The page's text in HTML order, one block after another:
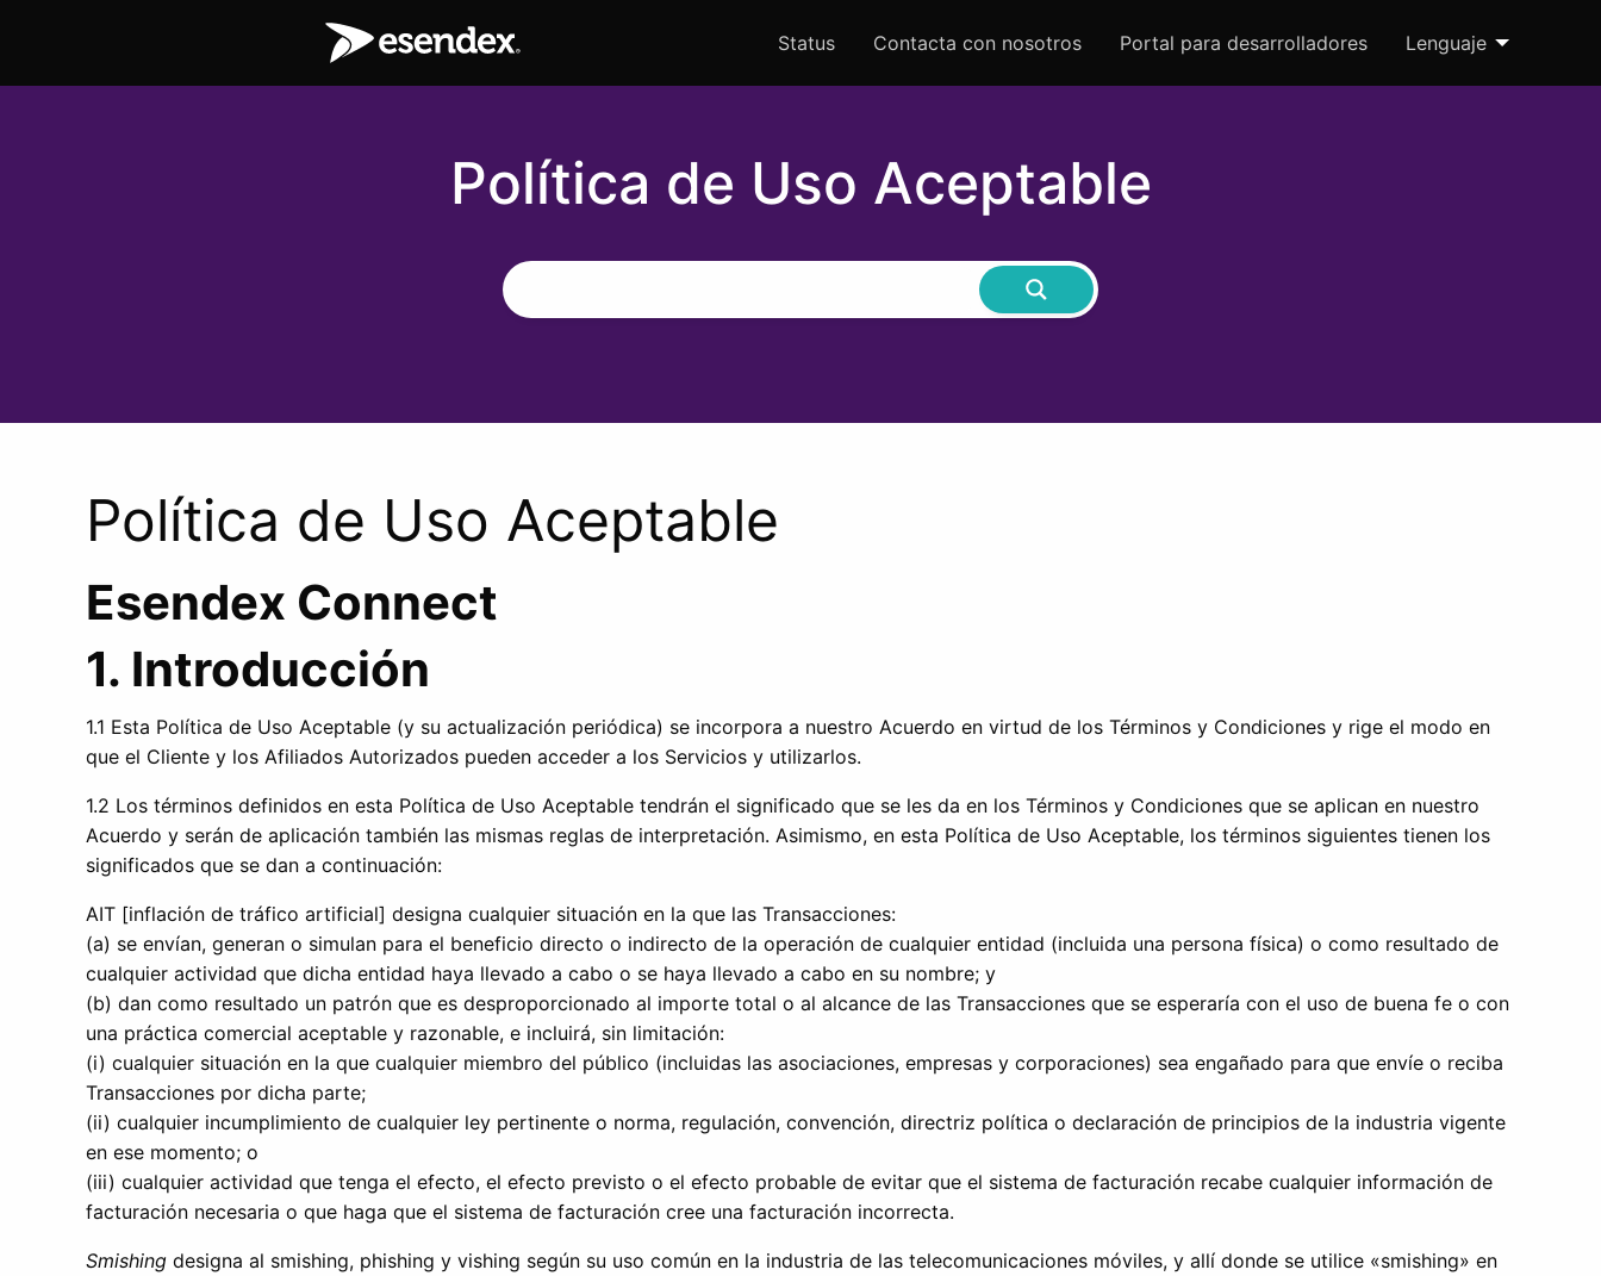
Status Contacta con nosotros Portal para desarrolladores Lenguaje
Política de Uso Aceptable
Política de Uso Aceptable
Esendex Connect
1. Introducción
1.1 Esta Política de Uso Aceptable (y su actualización periódica) se incorpora a nuestro Acuerdo en virtud de los Términos y Condiciones y rige el modo en
que el Cliente y los Afiliados Autorizados pueden acceder a los Servicios y utilizarlos.
1.2 Los términos definidos en esta Política de Uso Aceptable tendrán el significado que se les da en los Términos y Condiciones que se aplican en nuestro
Acuerdo y serán de aplicación también las mismas reglas de interpretación. Asimismo, en esta Política de Uso Aceptable, los términos siguientes tienen los
significados que se dan a continuación:
AIT [inflación de tráfico artificial] designa cualquier situación en la que las Transacciones:
(a) se envían, generan o simulan para el beneficio directo o indirecto de la operación de cualquier entidad (incluida una persona física) o como resultado de
cualquier actividad que dicha entidad haya llevado a cabo o se haya llevado a cabo en su nombre; y
(b) dan como resultado un patrón que es desproporcionado al importe total o al alcance de las Transacciones que se esperaría con el uso de buena fe o con
una práctica comercial aceptable y razonable, e incluirá, sin limitación:
(i) cualquier situación en la que cualquier miembro del público (incluidas las asociaciones, empresas y corporaciones) sea engañado para que envíe o reciba
Transacciones por dicha parte;
(ii) cualquier incumplimiento de cualquier ley pertinente o norma, regulación, convención, directriz política o declaración de principios de la industria vigente
en ese momento; o
(iii) cualquier actividad que tenga el efecto, el efecto previsto o el efecto probable de evitar que el sistema de facturación recabe cualquier información de
facturación necesaria o que haga que el sistema de facturación cree una facturación incorrecta.
Smishing designa al smishing, phishing y vishing según su uso común en la industria de las telecomunicaciones móviles, y allí donde se utilice «smishing» en